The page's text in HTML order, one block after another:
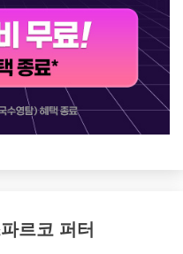
르코 퍼터